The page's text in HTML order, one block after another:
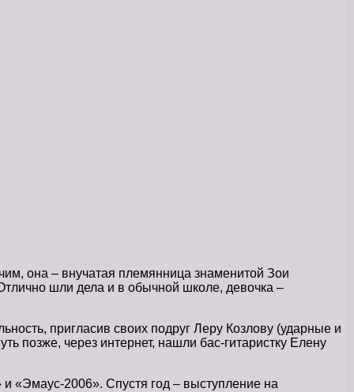
она – внучатая племянница знаменитой Зои
шли дела и в обычной школе, девочка –
пригласив своих подруг Леру Козлову (ударные и
позже, через интернет, нашли бас-гитаристку Елену
«Эмаус-2006». Спустя год – выступление на